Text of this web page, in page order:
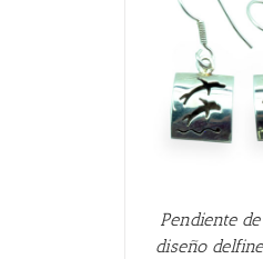
Pendiente
diseño